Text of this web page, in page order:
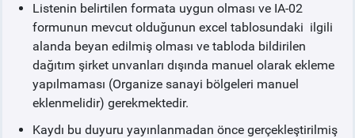
Listenin belirtilen formata uygun olması ve IA-02
formunun mevcut olduğunun excel tablosundaki ilgili
alanda beyan edilmiş olması ve tabloda bildirilen
dağıtım şirket unvanları dışında manuel olarak ekleme
yapılmaması (Organize sanayi bölgeleri manuel
eklenmelidir) gerekmektedir.
Kaydı bu duyuru yayınlanmadan önce gerçekleştirilmiş